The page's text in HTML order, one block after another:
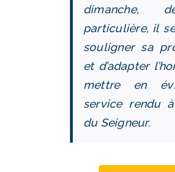
dimanche,
particulière, il
souligner sa
et d’adapter
mettre en
service rendu
du Seigneur.